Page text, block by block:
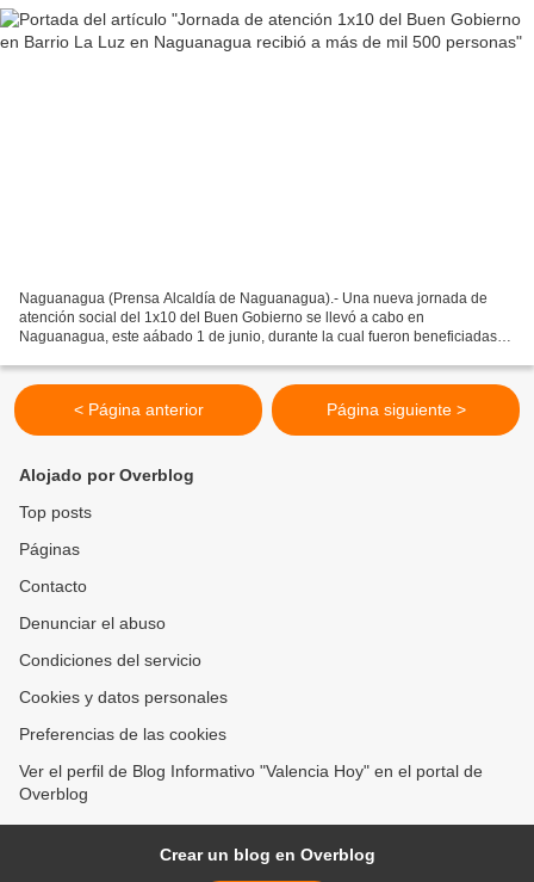
Naguanagua (Prensa Alcaldía de Naguanagua).- Una nueva jornada de
atención social del 1x10 del Buen Gobierno se llevó a cabo en
Naguanagua, este aábado 1 de junio, durante la cual fueron beneficiadas
< Página anterior Página siguiente >
Alojado por Overblog
Top posts
Páginas
Contacto
Denunciar el abuso
Condiciones del servicio
Cookies y datos personales
Preferencias de las cookies
Ver el perfil de Blog Informativo "Valencia Hoy" en el portal de
Overblog
Crear un blog en Overblog